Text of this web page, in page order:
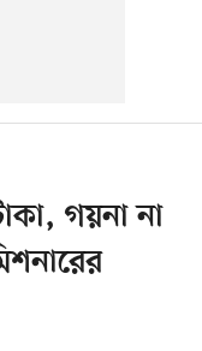
গয়না না